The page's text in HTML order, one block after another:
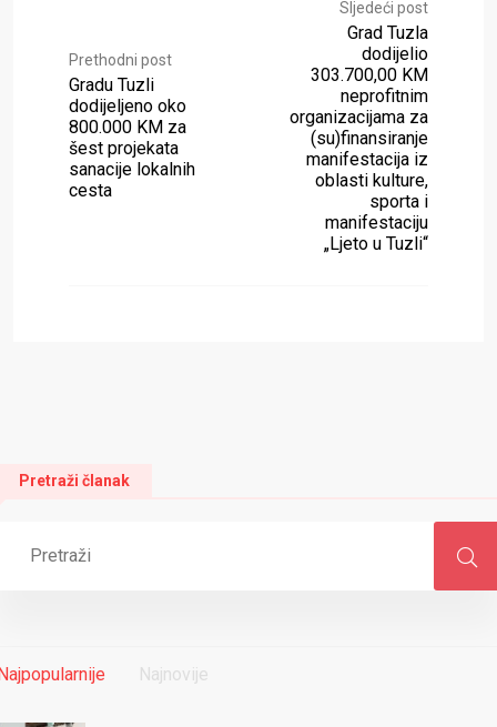
Prethodni post
Gradu Tuzli
dodijeljeno oko
800.000 KM za
šest projekata
sanacije lokalnih
cesta
Sljedeći post
Grad Tuzla
dodijelio
303.700,00 KM
neprofitnim
organizacijama za
(su)finansiranje
manifestacija iz
oblasti kulture,
sporta i
manifestaciju
„Ljeto u Tuzli“
Pretraži članak
Najnovije